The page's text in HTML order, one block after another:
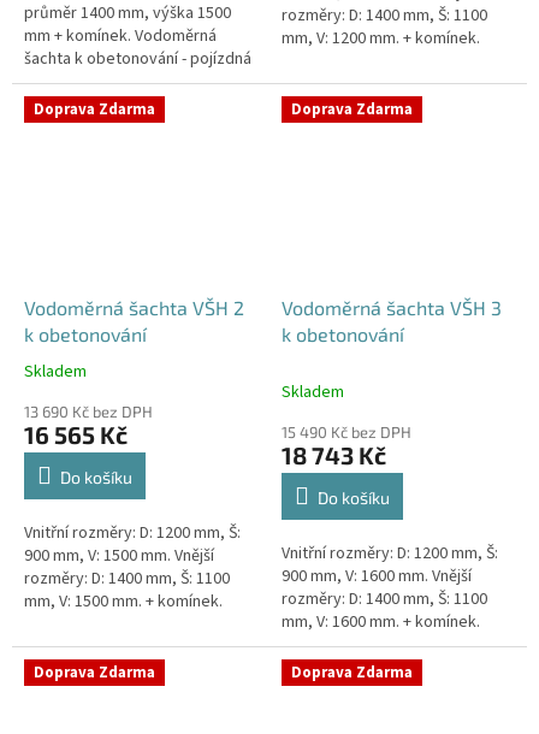
průměr 1400 mm, výška 1500
mm + komínek. Vodoměrná
šachta k obetonování - pojízdná
i pod parkovací stáníStandardní
prostupy šachty DN32 (jiné na...
rozměry: D: 1400 mm, Š: 1100
mm, V: 1200 mm. + komínek.
obetonování - pojízdná i pod...
Doprava Zdarma
Vodoměrná šachta VŠH 2
k obetonování
Průměrné
produktu
je
5,0
hvězdiček.
Skladem
13 690 Kč bez DPH
16 565 Kč
Do košíku
Vnitřní rozměry: D: 1200 mm, Š:
900 mm, V: 1500 mm. Vnější
rozměry: D: 1400 mm, Š: 1100
mm, V: 1500 mm. + komínek.
obetonování - pojízdná i pod...
Doprava Zdarma
Vodoměrná šachta VŠH 3
k obetonování
Skladem
15 490 Kč bez DPH
18 743 Kč
Do košíku
Vnitřní rozměry: D: 1200 mm, Š:
900 mm, V: 1600 mm. Vnější
rozměry: D: 1400 mm, Š: 1100
mm, V: 1600 mm. + komínek.
Vodoměrná šachta k
obetonování - pojízdná i pod...
Doprava Zdarma Doprava Zdarma